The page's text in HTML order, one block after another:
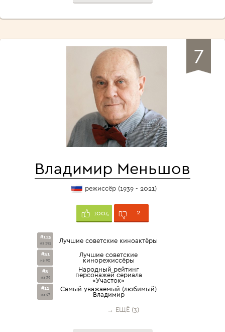
7
Владимир Меньшов
режиссёр (1939 - 2021)
1004 2
#113
из 295 Лучшие советские киноактёры
#51
из 90
Лучшие советские
кинорежиссёры
#5
из 39
Народный рейтинг
персонажей сериала
«Участок»
#11
из 67
Самый уважаемый (любимый)
Владимир
→ ЕЩЁ (3)